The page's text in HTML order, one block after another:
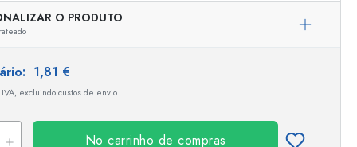
O PRODUTO
1,81 €
excluindo custos de envio
No carrinho de compras